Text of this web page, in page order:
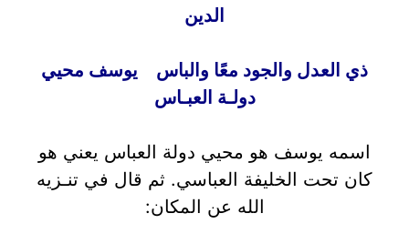
الدين
ذي العدل والجود معًا والباس يوسف محيي
دولـة العبـاس
اسمه يوسف هو محيي دولة العباس يعني هو
كان تحت الخليفة العباسي. ثم قال في تنـزيه
الله عن المكان: